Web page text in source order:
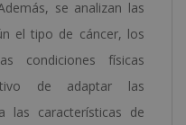
se analizan las
el tipo de cáncer, los
condiciones físicas
de adaptar las
las características de